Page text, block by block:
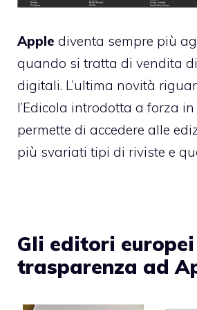
Apple diventa sempre più
quando si tratta di vendita
digitali. L’ultima novità
l’Edicola introdotta a forza in
permette di accedere alle
più svariati tipi di riviste e
Gli editori
trasparenza ad